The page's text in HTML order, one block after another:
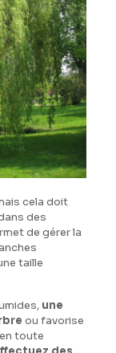
cela doit
des
de gérer la
taille
une
ou favorise
toute